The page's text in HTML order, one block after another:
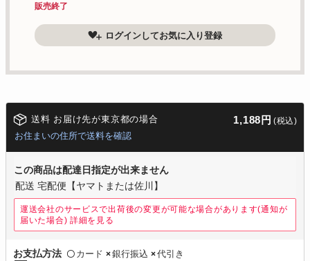
販売終了
ログインしてお気に入り登録
送料 お届け先が東京都の場合 1,188円 (税込)
お住まいの住所で送料を確認
この商品は配達日指定が出来ません
配送 宅配便【ヤマトまたは佐川】
運送会社のサービスで出荷後の変更が可能な場合があります(通知が
届いた場合) 詳細を見る
お支払方法 〇 カード ×銀行振込 ×代引き